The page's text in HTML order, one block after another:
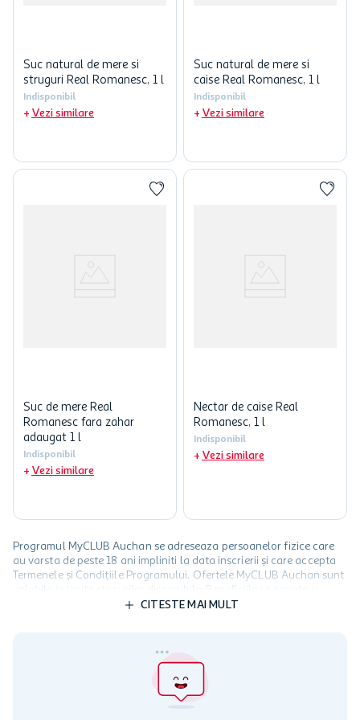
Suc natural de mere si
struguri Real Romanesc, 1 l
Indisponibil
Vezi similare
Suc natural de mere si
caise Real Romanesc, 1 l
Indisponibil
Vezi similare
Suc de mere Real
Romanesc fara zahar
adaugat 1 l
Indisponibil
Vezi similare
Nectar de caise Real
Romanesc, 1 l
Indisponibil
Vezi similare
Programul MyCLUB Auchan se adreseaza persoanelor fizice care
au varsta de peste 18 ani impliniti la data inscrierii și care accepta
Termenele și Condițiile Programului. Ofertele MyCLUB Auchan sunt
limita a 12 unitati / card client o singura data in perioada promotiei.
activitati in afara celor mentionate in Termene si Conditii. Auchan
nu raspunde pentru imposibilitatea utilizarii Cardului in perioada in
care aceste este suspendat sau in perioada in care sunt efectuate
CITESTE MAI MULT